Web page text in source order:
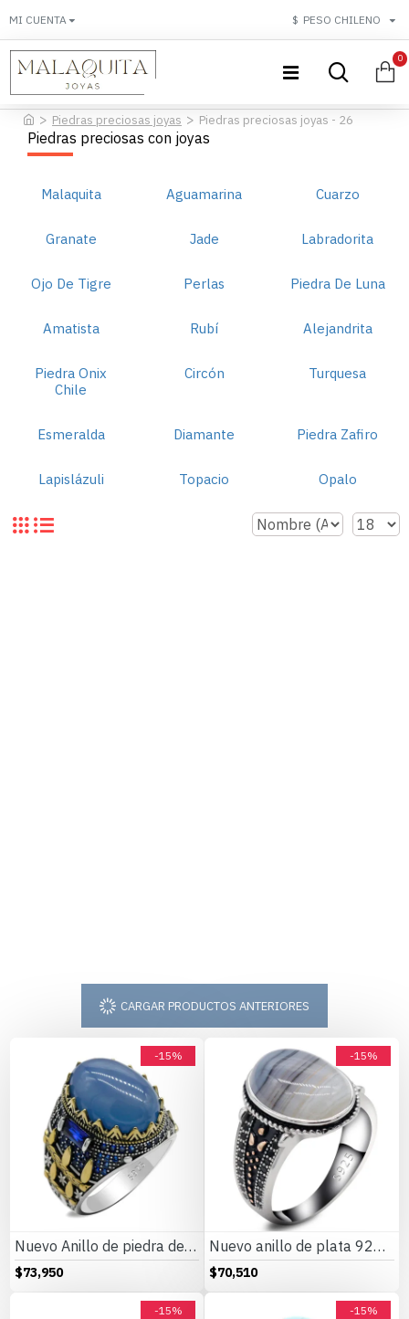
MI CUENTA $ PESO CHILENO
0
Piedras preciosas joyas Piedras preciosas joyas - 26
Piedras preciosas con joyas
Malaquita Aguamarina Cuarzo
Granate Jade Labradorita
Ojo De Tigre Perlas Piedra De Luna
Amatista Rubí Alejandrita
Piedra Onix
Chile
Circón Turquesa
Esmeralda Diamante Piedra Zafiro
Lapislázuli Topacio Opalo
CARGAR PRODUCTOS ANTERIORES
-15%
Nuevo Anillo de piedra de ágata Natural, anillo de plata 925 para hombre, tendencia turca, anillo de boda Vintage auspicioso
$73,950
-15%
Nuevo anillo de plata 925 para hombre, ágata ovalada, conjunto de joyería Vintage con personalidad para hombre, anillo de pareja a la moda para mujer
$70,510
-15% -15%